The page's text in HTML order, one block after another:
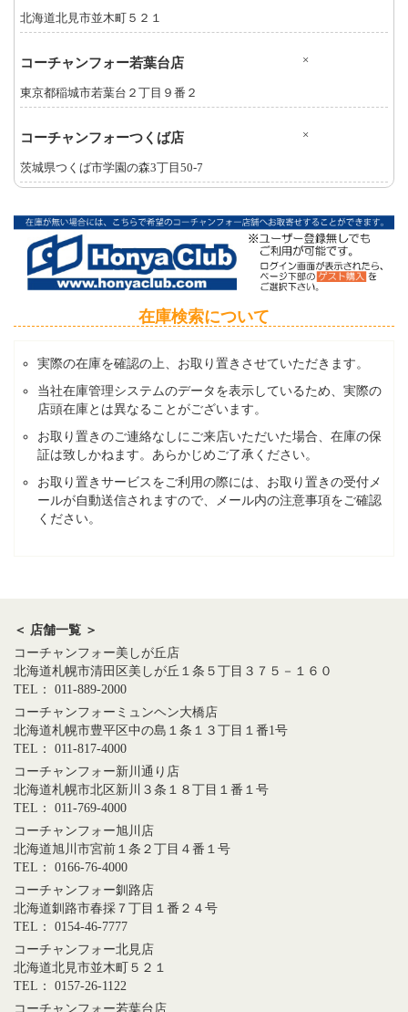
北海道北見市並木町５２１
コーチャンフォー若葉台店 ×
東京都稲城市若葉台２丁目９番２
コーチャンフォーつくば店 ×
茨城県つくば市学園の森3丁目50-7
在庫検索について
実際の在庫を確認の上、お取り置きさせていただきます。
当社在庫管理システムのデータを表示しているため、実際の
店頭在庫とは異なることがございます。
お取り置きのご連絡なしにご来店いただいた場合、在庫の保
証は致しかねます。あらかじめご了承ください。
お取り置きサービスをご利用の際には、お取り置きの受付メ
ールが自動送信されますので、メール内の注意事項をご確認
ください。
＜ 店舗一覧 ＞
コーチャンフォー美しが丘店
北海道札幌市清田区美しが丘１条５丁目３７５－１６０
TEL： 011-889-2000
コーチャンフォーミュンヘン大橋店
北海道札幌市豊平区中の島１条１３丁目１番1号
TEL： 011-817-4000
コーチャンフォー新川通り店
北海道札幌市北区新川３条１８丁目１番１号
TEL： 011-769-4000
コーチャンフォー旭川店
北海道旭川市宮前１条２丁目４番１号
TEL： 0166-76-4000
コーチャンフォー釧路店
北海道釧路市春採７丁目１番２４号
TEL： 0154-46-7777
コーチャンフォー北見店
北海道北見市並木町５２１
TEL： 0157-26-1122
コーチャンフォー若葉台店